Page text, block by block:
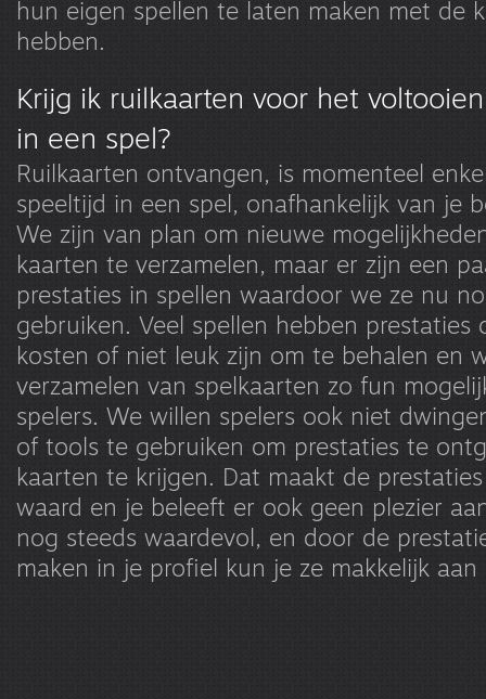
hun eigen spellen te laten maken met de
hebben.
Krijg ik ruilkaarten voor het
in een spel?
Ruilkaarten ontvangen, is momenteel
speeltijd in een spel, onafhankelijk van je
We zijn van plan om nieuwe
kaarten te verzamelen, maar er zijn een
prestaties in spellen waardoor we ze nu
gebruiken. Veel spellen hebben prestaties
kosten of niet leuk zijn om te behalen en
verzamelen van spelkaarten zo fun
spelers. We willen spelers ook niet
of tools te gebruiken om prestaties te
kaarten te krijgen. Dat maakt de
waard en je beleeft er ook geen plezier
nog steeds waardevol, en door de
maken in je profiel kun je ze makkelijk